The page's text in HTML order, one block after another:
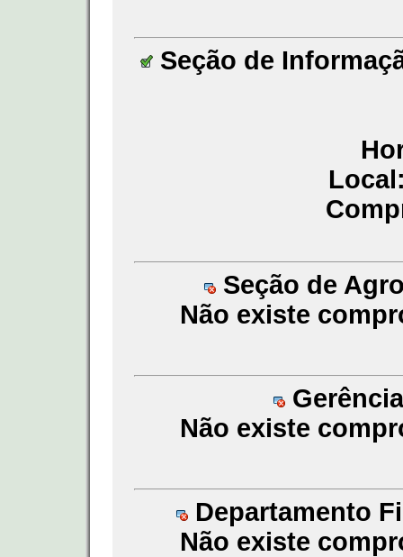
Seção de
Seção de
Não existe
Não existe
Departamento
Não existe